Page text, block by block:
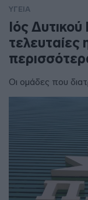
ΥΓΕΙΑ
Ιός Δυτικού
τελευταίες
Οι ομάδες που